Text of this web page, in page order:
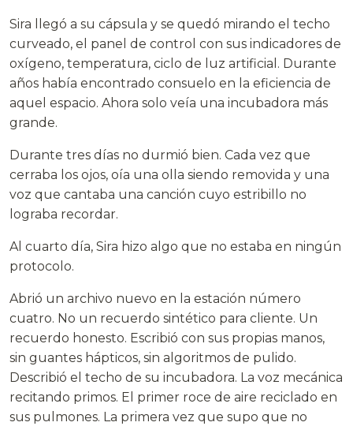
Sira llegó a su cápsula y se quedó mirando el techo
curveado, el panel de control con sus indicadores de
oxígeno, temperatura, ciclo de luz artificial. Durante
años había encontrado consuelo en la eficiencia de
aquel espacio. Ahora solo veía una incubadora más
grande.
Durante tres días no durmió bien. Cada vez que
cerraba los ojos, oía una olla siendo removida y una
voz que cantaba una canción cuyo estribillo no
lograba recordar.
Al cuarto día, Sira hizo algo que no estaba en ningún
protocolo.
Abrió un archivo nuevo en la estación número
cuatro. No un recuerdo sintético para cliente. Un
recuerdo honesto. Escribió con sus propias manos,
sin guantes hápticos, sin algoritmos de pulido.
Describió el techo de su incubadora. La voz mecánica
recitando primos. El primer roce de aire reciclado en
sus pulmones. La primera vez que supo que no